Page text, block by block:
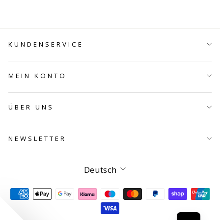
KUNDENSERVICE
MEIN KONTO
ÜBER UNS
NEWSLETTER
Sprache
Deutsch